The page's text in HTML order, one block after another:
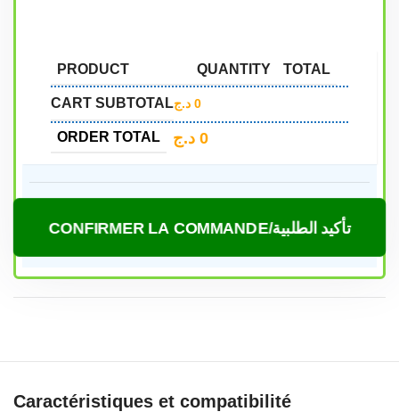
PRODUCT QUANTITY TOTAL
CART SUBTOTAL 0 د.ج
ORDER TOTAL 0 د.ج
CONFIRMER LA COMMANDE/تأكيد الطلبية
Caractéristiques et compatibilité